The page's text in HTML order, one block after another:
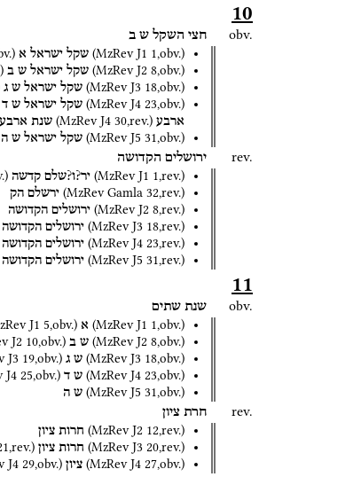
10
obv. חצי השקל ש ב
(MzRev J1 1,obv.) שקל ישראל א )
(MzRev J2 8,obv.) שקל ישראל ש ב )
(MzRev J3 18,obv.) שקל ישראל ש ג
(MzRev J4 23,obv.) שקל ישראל ש ד
ארבע
(MzRev J4 30,rev.) שנת ארבע
(MzRev J5 31,obv.) שקל ישראל ש ה
rev. ירושלים הקדושה
(MzRev J1 1,rev.) יר?ו?שלם קדשה )
(MzRev Gamla 32,rev.) ירשלם הק
(MzRev J2 8,rev.) ירושלים הקדושה
(MzRev J3 18,rev.) ירושלים הקדושה
(MzRev J4 23,rev.) ירושלים הקדושה
(MzRev J5 31,rev.) ירושלים הקדושה
11
obv. שנת שתים
(MzRev J1 1,obv.) א J1 5,obv.)
(MzRev J2 8,obv.) ש ב J2 10,obv.)
(MzRev J3 18,obv.) ש ג J3 19,obv.)
(MzRev J4 23,obv.) ש ד J4 25,obv.)
(MzRev J5 31,obv.) ש ה
rev. חרת ציון
(MzRev J2 12,rev.) חרות ציון
(MzRev J3 20,rev.) חרות ציון ,rev.)
(MzRev J4 27,obv.) ציון J4 29,obv.)